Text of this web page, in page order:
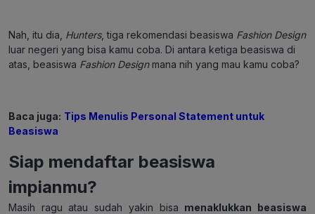
Nah, itu dia, Hunters, tiga rekomendasi beasiswa Fashion Design
luar negeri yang bisa kamu coba. Di antara ketiga beasiswa di
atas, beasiswa Fashion Designmana nih yang mau kamu coba?
Baca juga: Tips Menulis Personal Statement untuk
Beasiswa
Siap mendaftar beasiswa
impianmu?
Masih ragu atau sudah yakin bisa menaklukkan beasiswa